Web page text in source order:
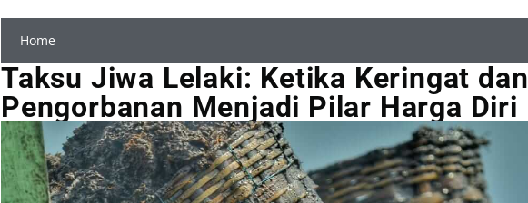
Home
Taksu Jiwa Lelaki: Ketika Keringat dan
Pengorbanan Menjadi Pilar Harga Diri